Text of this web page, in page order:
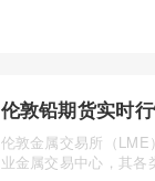
伦敦金属交易所（LME
业金属交易中心，其各